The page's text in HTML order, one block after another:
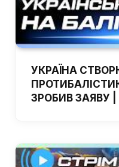
УКРАЇНА
ЗРОБИВ ЗАЯВУ |